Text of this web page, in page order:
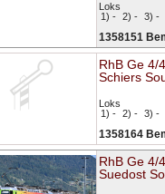
Loks
1) - 2) - 3) -
1358151
RhB Ge 4/
Schiers
Loks
1) - 2) - 3) -
1358164
RhB Ge 4/
Suedost